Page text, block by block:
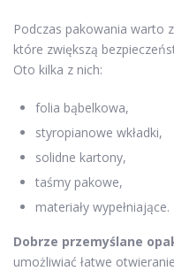
Podczas pakowania warto
które zwiększą
Oto kilka z nich:
folia bąbelkowa,
styropianowe wkładki,
solidne kartony,
taśmy pakowe,
materiały wypełniające.
Dobrze przemyślane
umożliwiać łatwe